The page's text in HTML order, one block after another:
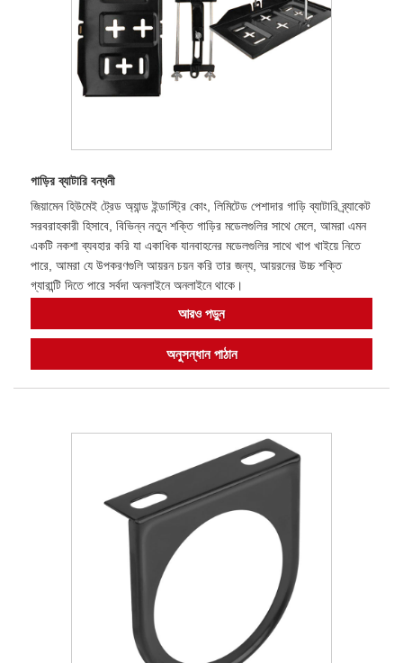
গাড়ির ব্যাটারি বন্ধনী
জিয়ামেন হিউমেই ট্রেড অ্যান্ড ইন্ডাস্ট্রি কোং, লিমিটেড পেশাদার গাড়ি ব্যাটারি ব্র্যাকেট
সরবরাহকারী হিসাবে, বিভিন্ন নতুন শক্তি গাড়ির মডেলগুলির সাথে মেলে, আমরা এমন
একটি নকশা ব্যবহার করি যা একাধিক যানবাহনের মডেলগুলির সাথে খাপ খাইয়ে নিতে
পারে, আমরা যে উপকরণগুলি আয়রন চয়ন করি তার জন্য, আয়রনের উচ্চ শক্তি
গ্যারান্টি দিতে পারে সর্বদা অনলাইনে অনলাইনে থাকে।
আরও পড়ুন
অনুসন্ধান পাঠান